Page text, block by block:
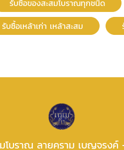
รับซื้อของสะสมโบราณทุกชนิด
รับซื้อเหล้าเก่า เหล้าสะสม
โบราณ ลายคราม เบญจรงค์